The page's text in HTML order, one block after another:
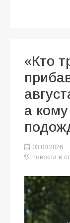
«Кто
а
03.08.2026
Новости в